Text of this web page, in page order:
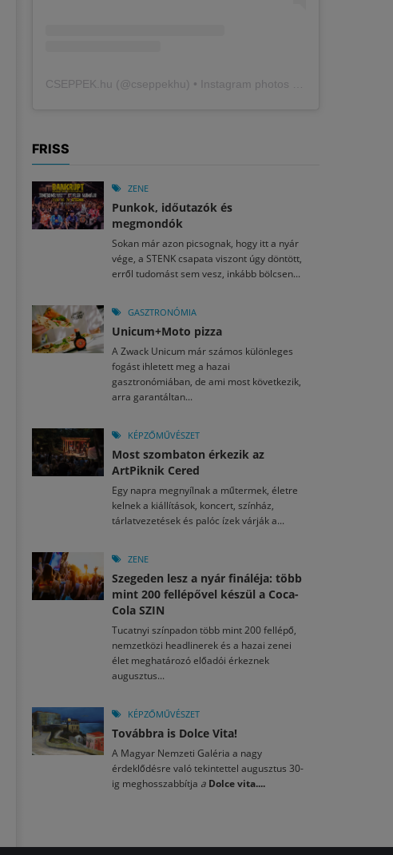
CSEPPEK.hu (@cseppekhu ) • Instagram photos and videos
FRISS
ZENE
Punkok, időutazók és
megmondók
Sokan már azon picsognak, hogy itt a nyár
vége, a STENK csapata viszont úgy döntött,
erről tudomást sem vesz, inkább bölcsen...
GASZTRONÓMIA
Unicum+Moto pizza
A Zwack Unicum már számos különleges
fogást ihletett meg a hazai
gasztronómiában, de ami most következik,
arra garantáltan...
KÉPZŐMŰVÉSZET
Most szombaton érkezik az
ArtPiknik Cered
Egy napra megnyílnak a műtermek, életre
kelnek a kiállítások, koncert, színház,
tárlatvezetések és palóc ízek várják a...
ZENE
Szegeden lesz a nyár fináléja: több
mint 200 fellépővel készül a Coca-
Cola SZIN
Tucatnyi színpadon több mint 200 fellépő,
nemzetközi headlinerek és a hazai zenei
élet meghatározó előadói érkeznek
augusztus...
KÉPZŐMŰVÉSZET
Továbbra is Dolce Vita!
A Magyar Nemzeti Galéria a nagy
érdeklődésre való tekintettel augusztus 30-
ig meghosszabbítja a Dolce vita....